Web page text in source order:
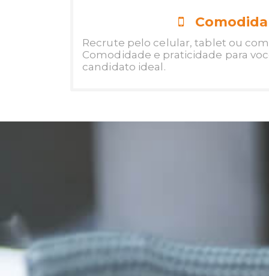
Recrute pelo celular, tablet ou
Comodidade e praticidade para
candidato ideal.